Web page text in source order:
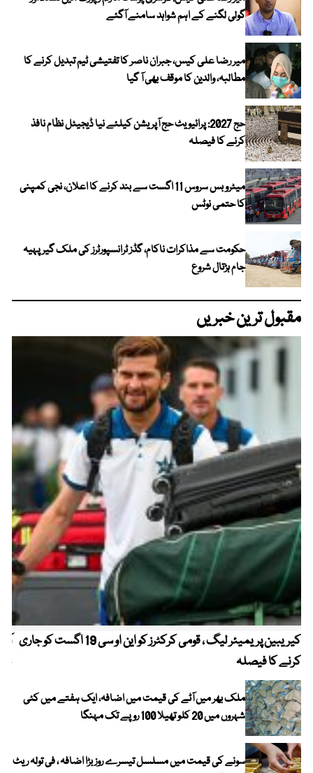
گولی لگنے کے اہم شواہد سامنے آگئے
میر رضا علی کیس، جبران ناصر کا تفتیشی ٹیم تبدیل کرنے کا
مطالبہ، والدین کا موقف بھی آ گیا
حج 2027: پرائیویٹ حج آپریشن کیلئے نیا ڈیجیٹل نظام نافذ
کرنے کا فیصلہ
میٹرو بس سروس 11 اگست سے بند کرنے کا اعلان، نجی کمپنی
کا حتمی نوٹس
حکومت سے مذاکرات ناکام، گڈز ٹرانسپورٹرز کی ملک گیر پہیہ
جام ہڑتال شروع
مقبول ترین خبریں
کیریبین پریمیئر لیگ ، قومی کرکٹرز کو این او سی 19 اگست کو جاری
کرنے کا فیصلہ
ملک بھر میں آٹے کی قیمت میں اضافہ، ایک ہفتے میں کئی
شہروں میں 20 کلو تھیلا 100 روپے تک مہنگا
سونے کی قیمت میں مسلسل تیسرے روز بڑا اضافہ ، فی تولہ ریٹ